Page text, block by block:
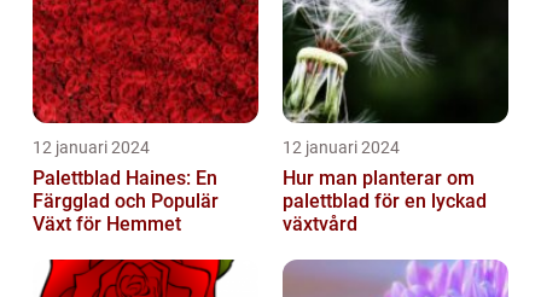
12 januari 2024
Palettblad Haines: En
Färgglad och Populär
Växt för Hemmet
12 januari 2024
Hur man planterar om
palettblad för en lyckad
växtvård